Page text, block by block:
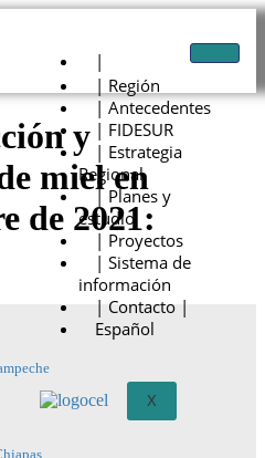
|
| Región
| Antecedentes
| FIDESUR
| Estrategia
Regional
| Planes y
estudio
| Proyectos
| Sistema de
información
| Contacto |
Español
X
y
miel en
de 2021: